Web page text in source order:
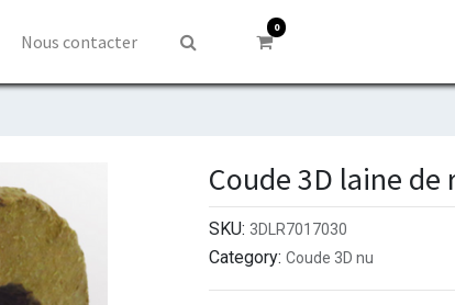
Nous contacter
0
Coude 3D laine de
SKU: 3DLR7017030
Category: Coude 3D nu